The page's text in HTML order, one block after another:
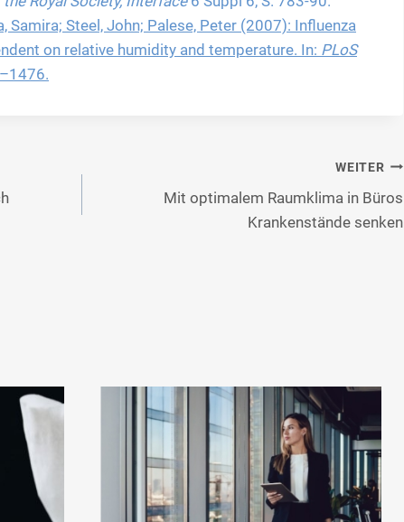
Samira; Steel, John; Palese, Peter (2007): Influenza
on relative humidity and temperature. In: PLoS
–1476.
WEITER
Mit optimalem Raumklima in Büros
Krankenstände senken